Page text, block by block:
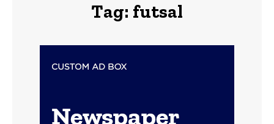
Tag: futsal